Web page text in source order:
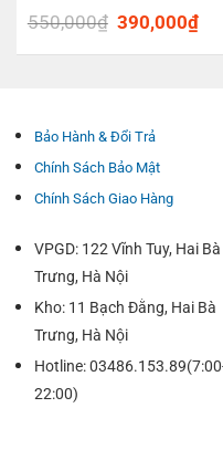
550,000₫ Original
was:
390,000₫
is:
Bảo Hành & Đổi Trả
Chính Sách Bảo Mật
Chính Sách Giao Hàng
VPGD: 122 Vĩnh Tuy, Hai Bà
Trưng, Hà Nội
Kho: 11 Bạch Đằng, Hai Bà
Trưng, Hà Nội
Hotline:
22:00)